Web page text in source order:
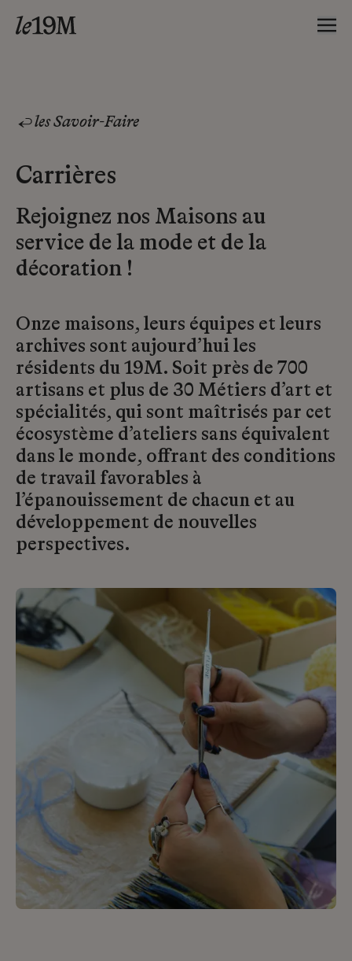
les Savoir-Faire
Carrières
Rejoignez nos Maisons au
service de la mode et de la
décoration !
Onze maisons, leurs équipes et leurs
archives sont aujourd’hui les
résidents du 19M. Soit près de 700
artisans et plus de 30 Métiers d’art et
spécialités, qui sont maîtrisés par cet
écosystème d’ateliers sans équivalent
dans le monde, offrant des conditions
de travail favorables à
l’épanouissement de chacun et au
développement de nouvelles
perspectives.